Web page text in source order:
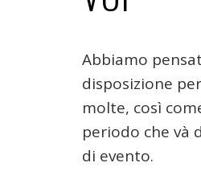
Abbiamo
disposizione
molte, così
periodo che và
di evento.